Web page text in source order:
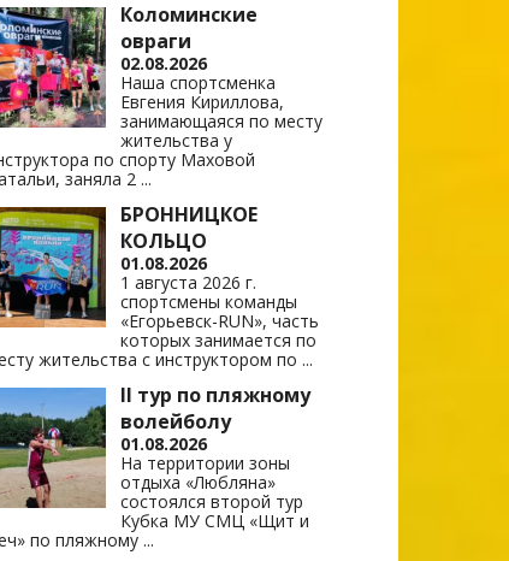
Коломинские
овраги
02.08.2026
Наша спортсменка
Евгения Кириллова,
занимающаяся по месту
жительства у
по спорту Маховой
заняла 2 ...
БРОННИЦКОЕ
КОЛЬЦО
01.08.2026
1 августа 2026 г.
спортсмены команды
«Егорьевск-RUN», часть
которых занимается по
жительства с инструктором по ...
II тур по пляжному
волейболу
01.08.2026
На территории зоны
отдыха «Любляна»
состоялся второй тур
Кубка МУ СМЦ «Щит и
по пляжному ...